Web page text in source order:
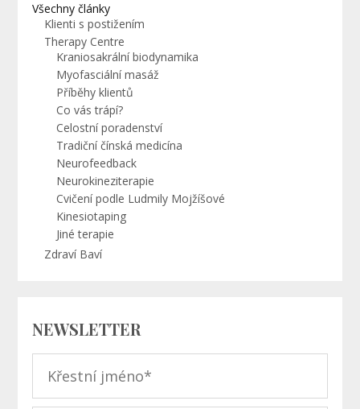
Všechny články
Klienti s postižením
Therapy Centre
Kraniosakrální biodynamika
Myofasciální masáž
Příběhy klientů
Co vás trápí?
Celostní poradenství
Tradiční čínská medicína
Neurofeedback
Neurokineziterapie
Cvičení podle Ludmily Mojžíšové
Kinesiotaping
Jiné terapie
Zdraví Baví
NEWSLETTER